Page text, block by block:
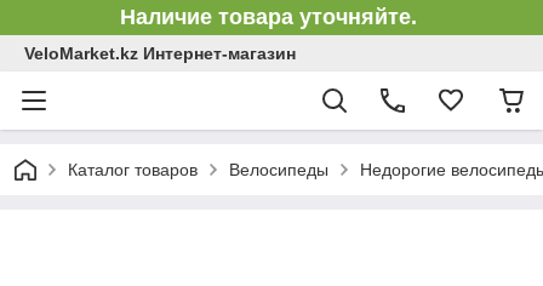
Наличие товара уточняйте.
VeloMarket.kz Интернет-магазин
Каталог товаров Велосипеды Недорогие